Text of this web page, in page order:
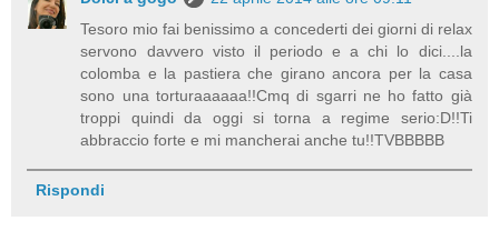
Tesoro mio fai benissimo a concederti dei giorni di relax
servono davvero visto il periodo e a chi lo dici....la
colomba e la pastiera che girano ancora per la casa
sono una torturaaaaaa!!Cmq di sgarri ne ho fatto già
troppi quindi da oggi si torna a regime serio:D!!Ti
abbraccio forte e mi mancherai anche tu!!TVBBBBB
Rispondi